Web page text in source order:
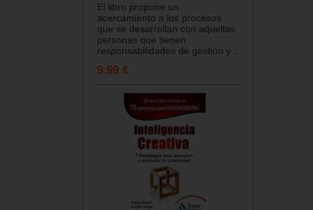
El libro propone un
acercamiento a los procesos
que se desarrollan con aquellas
personas que tienen
responsabilidades de gestión y...
9.99 €